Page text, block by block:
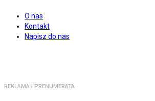
O nas
Kontakt
Napisz do nas
REKLAMA I PRENUMERATA